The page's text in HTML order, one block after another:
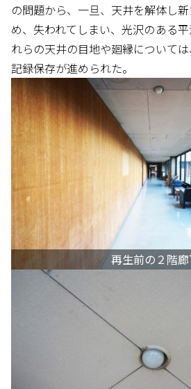
の問題から、一旦、天井を解体し
め、失われてしまい、光沢のある
れらの天井の目地や廻縁について
記録保存が進められた。
再生前の２階